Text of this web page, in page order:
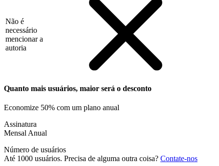
Não é
necessário
mencionar a
autoria
Quanto mais usuários, maior será o desconto
Economize 50% com um plano anual
Assinatura
Mensal Anual
Número de usuários
Até 1000 usuários. Precisa de alguma outra coisa? Contate-nos